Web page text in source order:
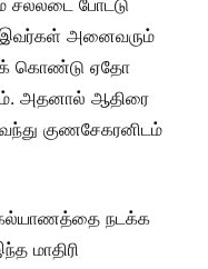
சல்லடை போட்டு
இவர்கள் அனைவரும்
கொண்டு ஏதோ
அதனால் ஆதிரை
குணசேகரனிடம்
நடக்க
மாதிரி